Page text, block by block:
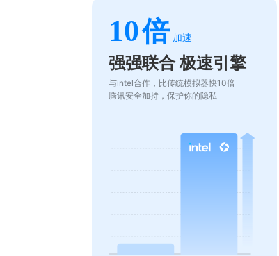
10倍 加速
强强联合 极速引擎
与intel合作，比传统模拟器快10倍
腾讯安全加持，保护你的隐私